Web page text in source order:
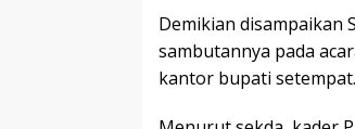
Demikian disampaikan
sambutannya pada
kantor bupati setempat.